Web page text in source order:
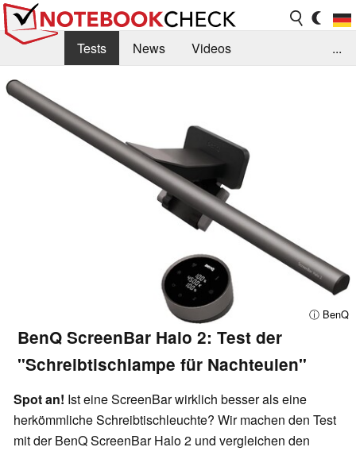
Tests News
Videos
Benchmarks & Tech
Kaufberatung
...
ⓘ BenQ
BenQ ScreenBar Halo 2: Test der
"Schreibtischlampe für Nachteulen"
Spot an! Ist eine ScreenBar wirklich besser als eine
herkömmliche Schreibtischleuchte? Wir machen den Test
mit der BenQ ScreenBar Halo 2 und vergleichen den